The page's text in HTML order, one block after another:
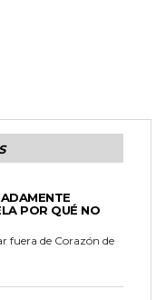
POR QUÉ NO
fuera de Corazón de